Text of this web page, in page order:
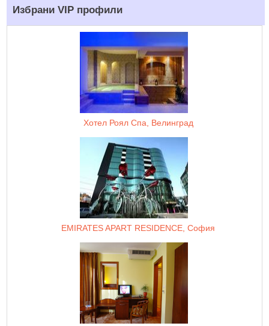
Избрани VIP профили
Хотел Роял Спа, Велинград
EMIRATES APART RESIDENCE, София